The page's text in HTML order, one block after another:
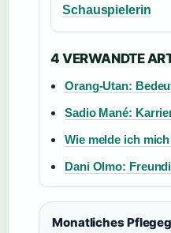
Schauspielerin
4 VERWANDTE
Orang-Utan:
Sadio Mané:
Wie melde ich
Dani Olmo:
Monatliches